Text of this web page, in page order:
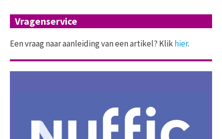
Vragenservice
Een vraag naar aanleiding van een artikel? Klikhier.